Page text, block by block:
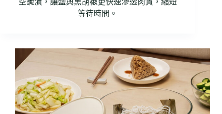
空醃漬，讓鹽與黑胡椒更快速滲透肉質，縮短
等待時間。